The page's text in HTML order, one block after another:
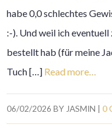
habe 0,0 schlechtes
:-). Und weil ich
bestellt hab (für meine
Tuch […] Read more…
06/02/2026 BY JASMIN |0